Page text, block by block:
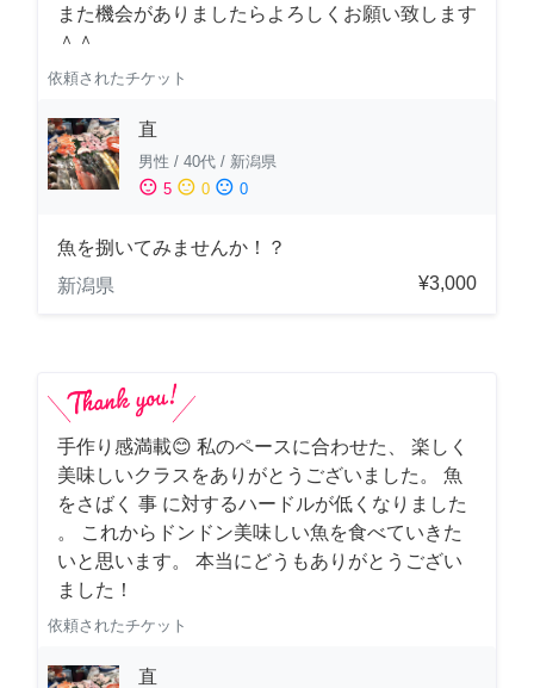
また機会がありましたらよろしくお願い致します
＾＾
依頼されたチケット
直
男性 / 40代 / 新潟県
sentiment_satisfied 5 sentiment_neutral 0 sentiment_dissatisfied 0
魚を捌いてみませんか！？
新潟県
¥3,000
手作り感満載😊 私のペースに合わせた、 楽しく
美味しいクラスをありがとうございました。 魚
をさばく 事 に対するハードルが低くなりました
。 これからドンドン美味しい魚を食べていきた
いと思います。 本当にどうもありがとうござい
ました！
依頼されたチケット
直